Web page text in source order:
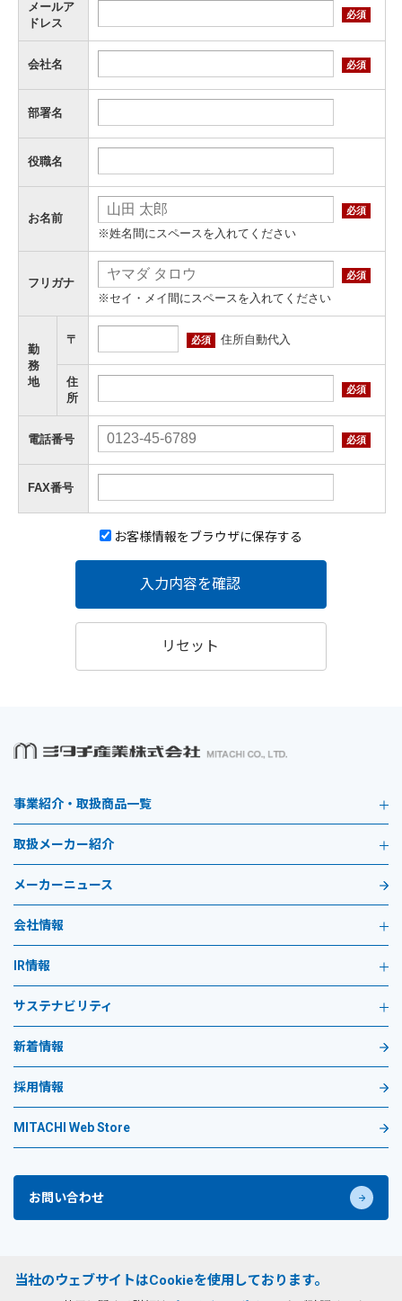
メールア
ドレス
必須
会社名 必須
部署名
役職名
お名前
必須
※姓名間にスペースを入れてください
フリガナ
必須
※セイ・メイ間にスペースを入れてください
勤
務
地
〒 必須 住所自動代入
住
所
必須
電話番号 必須
FAX番号
お客様情報をブラウザに保存する
入力内容を確認
リセット
事業紹介・取扱商品一覧
取扱メーカー紹介
メーカーニュース
会社情報
IR情報
サステナビリティ
新着情報
採用情報
MITACHI Web Store
お問い合わせ
サイトのご利用条件
当社のウェブサイトはCookieを使用しております。